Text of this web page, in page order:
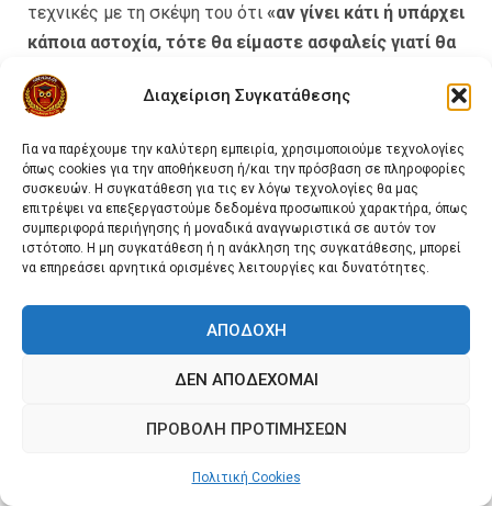
Διαχείριση Συγκατάθεσης
Για να παρέχουμε την καλύτερη εμπειρία, χρησιμοποιούμε τεχνολογίες
όπως cookies για την αποθήκευση ή/και την πρόσβαση σε πληροφορίες
συσκευών. Η συγκατάθεση για τις εν λόγω τεχνολογίες θα μας
επιτρέψει να επεξεργαστούμε δεδομένα προσωπικού χαρακτήρα, όπως
συμπεριφορά περιήγησης ή μοναδικά αναγνωριστικά σε αυτόν τον
ιστότοπο. Η μη συγκατάθεση ή η ανάκληση της συγκατάθεσης, μπορεί
να επηρεάσει αρνητικά ορισμένες λειτουργίες και δυνατότητες.
ΑΠΟΔΟΧΉ
ΔΕΝ ΑΠΟΔΈΧΟΜΑΙ
ΠΡΟΒΟΛΉ ΠΡΟΤΙΜΉΣΕΩΝ
Πολιτική Cookies
τεχνικές με τη σκέψη του ότι «αν γίνει κάτι ή υπάρχει
κάποια αστοχία, τότε θα είμαστε ασφαλείς γιατί θα
έχει ενεργοποιηθεί το εφεδρικό σύστημα».
Εκεί όμως σταματάει η εκπαίδευση. Τι γίνεται
όμως μετά; Ποιά είναι η συνέχεια;Για παράδειγμα
αν κατεβάζουμε ένα φορείο απο ένα
κλιμακοστάσιο με συνοδό διασώστη και λόγω μιας
αστοχίας το σύστημα καταρρέει και ο διασώστης
απο το εφεδρικό σύστημα. Τι θα γίνει στη συνέχεια
που το σύστημα είναι υπο τάση;
σενάριο ο διασώστης αδυνατεί να εκπληρώσει τις
ενέργειες, ποιός θα τον βοηθήσει;
διασώστες και οι έμπειρες ομάδες διάσωσης. Στην